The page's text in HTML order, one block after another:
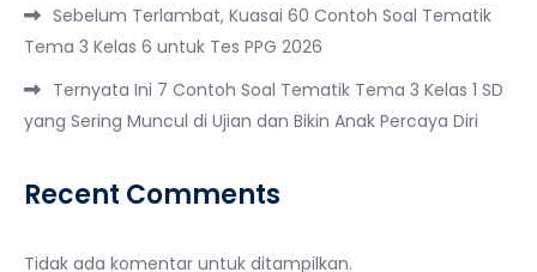
Sebelum Terlambat, Kuasai 60 Contoh Soal Tematik
Tema 3 Kelas 6 untuk Tes PPG 2026
Ternyata Ini 7 Contoh Soal Tematik Tema 3 Kelas 1 SD
yang Sering Muncul di Ujian dan Bikin Anak Percaya Diri
Recent Comments
Tidak ada komentar untuk ditampilkan.